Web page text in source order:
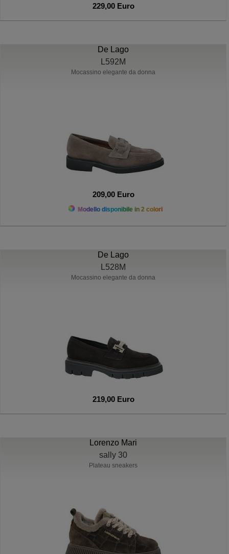
229,00 Euro
De Lago
L592M
Mocassino elegante da donna
209,00 Euro
Modello disponibile in 2 colori
De Lago
L528M
Mocassino elegante da donna
219,00 Euro
Lorenzo Mari
sally 30
Plateau sneakers